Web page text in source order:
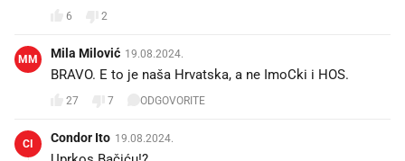
6 2
MM Mila Milović 19.08.2024.
BRAVO. E to je naša Hrvatska, a ne ImoCki i HOS.
27 7 ODGOVORITE
CI Condor Ito 19.08.2024.